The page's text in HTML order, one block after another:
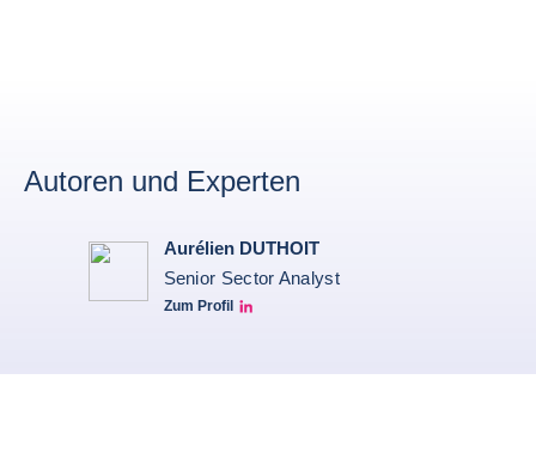
Autoren und Experten
Aurélien DUTHOIT
Senior Sector Analyst
Zum Profil
Aurélien Duthoit Linkedin profile